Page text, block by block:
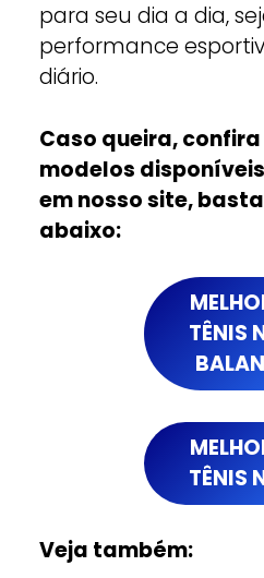
para seu dia a dia,
performance
diário.
Caso queira,
modelos
em nosso site,
abaixo:
TÊNIS
TÊNIS
Veja também: